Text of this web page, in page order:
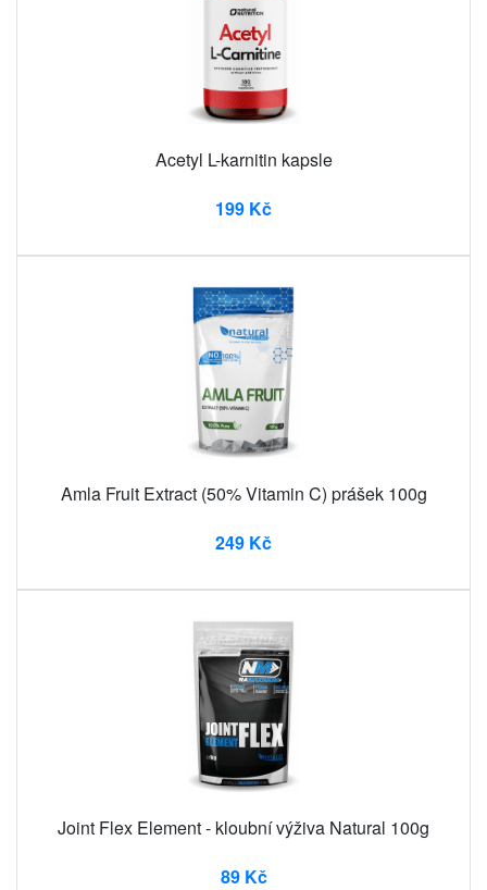
Acetyl L-karnitin kapsle
199 Kč
Amla Fruit Extract (50% Vitamin C) prášek 100g
249 Kč
Joint Flex Element - kloubní výživa Natural 100g
89 Kč